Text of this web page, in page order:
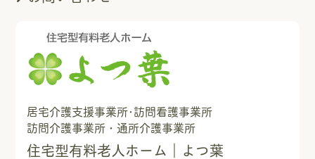
居宅介護支援事業所･訪問看護事業所
訪問介護事業所・通所介護事業所
住宅型有料老人ホーム｜よつ葉